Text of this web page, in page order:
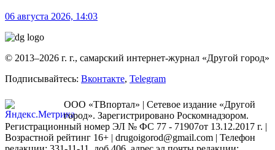
06 августа 2026, 14:03
© 2013–2026 г. г., самарский интернет-журнал «Другой город»
Подписывайтесь: Вконтакте, Telegram
ООО «ТВпортал» | Сетевое издание «Другой
город». Зарегистрировано Роскомнадзором.
Регистрационный номер ЭЛ № ФС 77 - 71907от 13.12.2017 г. |
Возрастной рейтинг 16+ | drugoigorod@gmail.com | Телефон